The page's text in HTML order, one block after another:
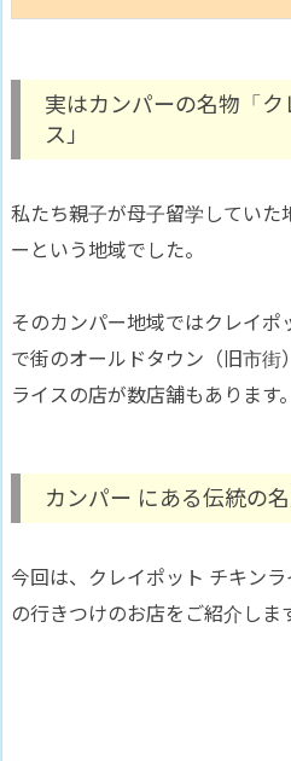
実はカンパーの名物「
ス」
私たち親子が母子留学してい
ーという地域でした。
そのカンパー地域ではクレイ
で街のオールドタウン（旧市街
ライスの店が数店舗もあります。
カンパー にある伝統の名
今回は、クレイポット チキン
の行きつけのお店をご紹介しま